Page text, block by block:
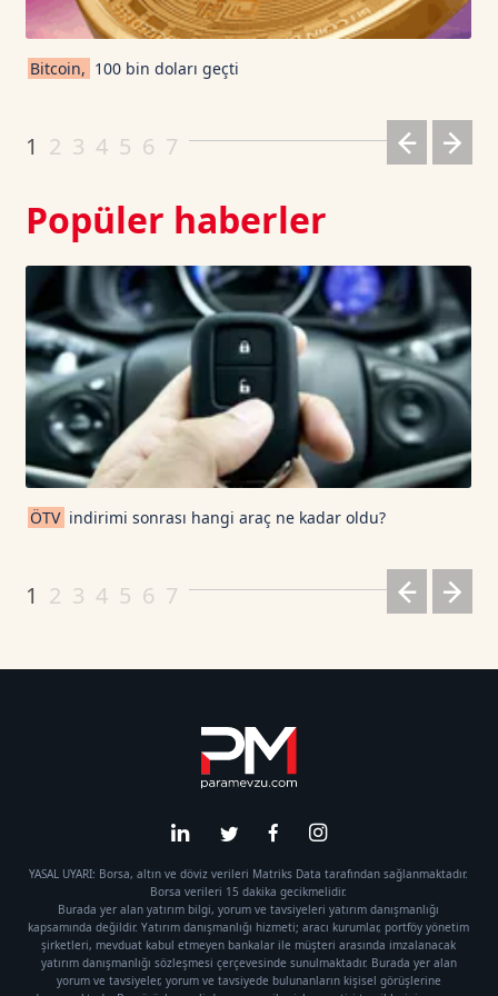
Cardano TetherUS 0.194 -1.67
Bitcoin, 100 bin doları geçti
1 2 3 4 5 6 7
Popüler haberler
ÖTV indirimi sonrası hangi araç ne kadar oldu?
1 2 3 4 5 6 7
YASAL UYARI: Borsa, altın ve döviz verileri Matriks Data tarafından sağlanmaktadır.
Borsa verileri 15 dakika gecikmelidir.
Burada yer alan yatırım bilgi, yorum ve tavsiyeleri yatırım danışmanlığı
kapsamında değildir. Yatırım danışmanlığı hizmeti; aracı kurumlar, portföy yönetim
şirketleri, mevduat kabul etmeyen bankalar ile müşteri arasında imzalanacak
yatırım danışmanlığı sözleşmesi çerçevesinde sunulmaktadır. Burada yer alan
yorum ve tavsiyeler, yorum ve tavsiyede bulunanların kişisel görüşlerine